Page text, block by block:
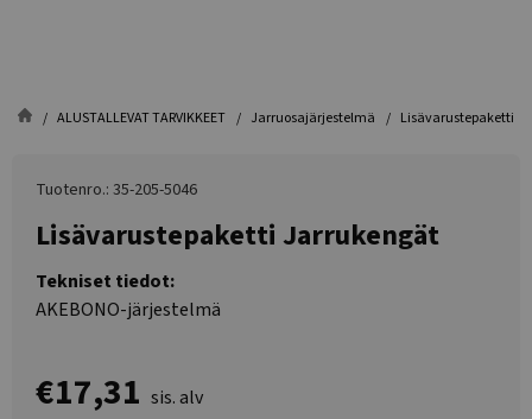
ALUSTALLEVAT TARVIKKEET Jarruosajärjestelmä Lisävarustepaketti
Tuotenro.: 35-205-5046
Lisävarustepaketti Jarrukengät
Tekniset tiedot:
AKEBONO-järjestelmä
€17,31 sis. alv